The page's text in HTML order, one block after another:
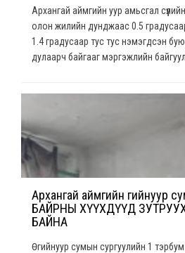
Архангай аймгийн уур амьсгал
олон жилийн дунджаас 0.5
1.4 градусаар тус тус нэмэгдсэн
дулаарч байгааг мэргэжлийн
Архангай аймгийн Өгийнуур
БАЙРНЫ ХҮҮХДҮҮД
БАЙНА
Өгийнуур сумын сургуулийн 1